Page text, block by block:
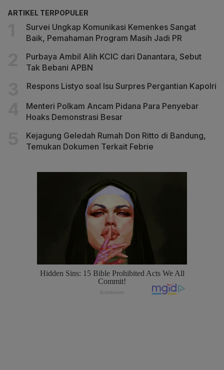
ARTIKEL TERPOPULER
Survei Ungkap Komunikasi Kemenkes Sangat
Baik, Pemahaman Program Masih Jadi PR
Purbaya Ambil Alih KCIC dari Danantara, Sebut
Tak Bebani APBN
Respons Listyo soal Isu Surpres Pergantian Kapolri
Menteri Polkam Ancam Pidana Para Penyebar
Hoaks Demonstrasi Besar
Kejagung Geledah Rumah Don Ritto di Bandung,
Temukan Dokumen Terkait Febrie